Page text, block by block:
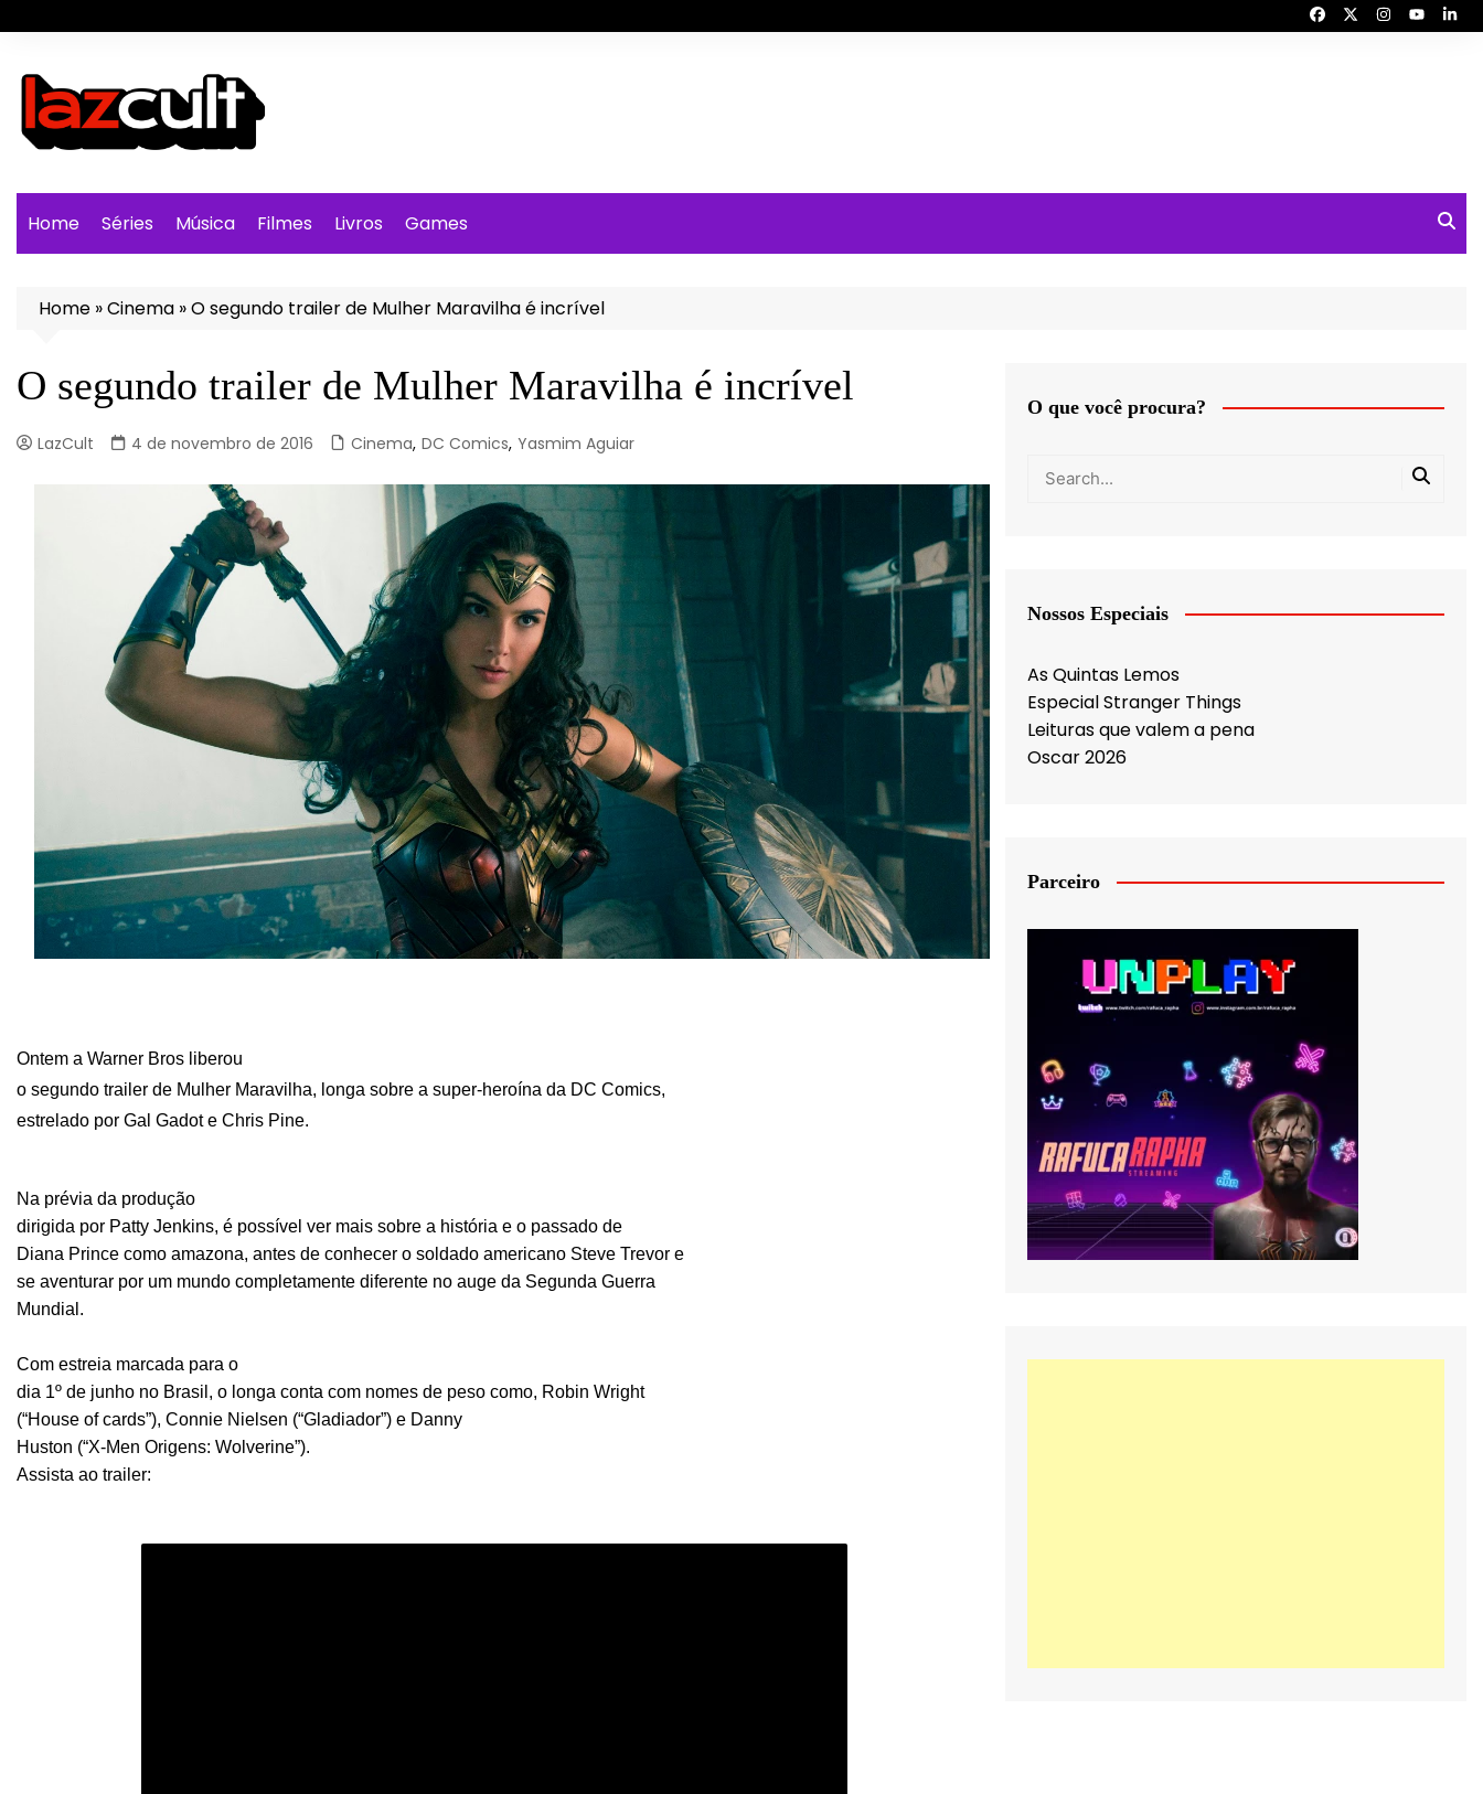
para
conteúdo
Home Séries Música Filmes Livros Games
Home »Cinema »O segundo trailer de Mulher Maravilha é incrível
O segundo trailer de Mulher Maravilha é incrível
LazCult 4 de novembro de 2016 Cinema, DC Comics, Yasmim Aguiar
Ontem a Warner Bros liberou
o segundo trailer de Mulher Maravilha, longa sobre a super-heroína da DC Comics,
estrelado por Gal Gadot e Chris Pine.
Na prévia da produção
dirigida por Patty Jenkins, é possível ver mais sobre a história e o passado de
Diana Prince como amazona, antes de conhecer o soldado americano Steve Trevor e
se aventurar por um mundo completamente diferente no auge da Segunda Guerra
Mundial.
Com estreia marcada para o
dia 1º de junho no Brasil, o longa conta com nomes de peso como, Robin Wright
(“House of cards”), Connie Nielsen (“Gladiador”) e Danny
Huston (“X-Men Origens: Wolverine”).
Assista ao trailer:
O que você procura?
Nossos Especiais
As Quintas Lemos
Especial Stranger Things
Leituras que valem a pena
Oscar 2026
Parceiro